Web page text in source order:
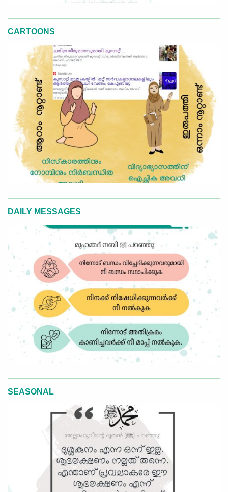
CARTOONS
DAILY MESSAGES
SEASONAL